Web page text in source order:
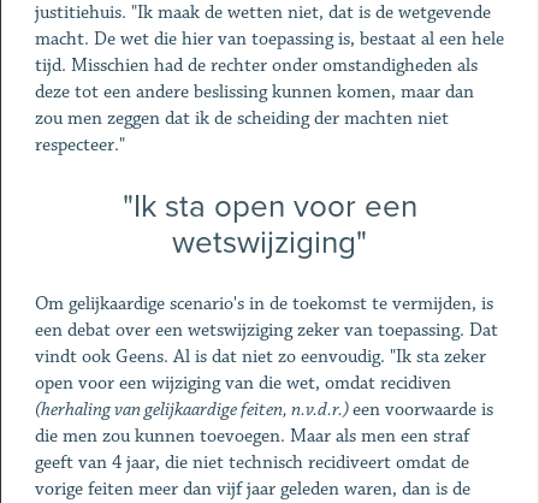
justitiehuis. "Ik maak de wetten niet, dat is de wetgevende
macht. De wet die hier van toepassing is, bestaat al een hele
tijd. Misschien had de rechter onder omstandigheden als
deze tot een andere beslissing kunnen komen, maar dan
zou men zeggen dat ik de scheiding der machten niet
respecteer."
"Ik sta open voor een
wetswijziging"
Om gelijkaardige scenario's in de toekomst te vermijden, is
een debat over een wetswijziging zeker van toepassing. Dat
vindt ook Geens. Al is dat niet zo eenvoudig. "Ik sta zeker
open voor een wijziging van die wet, omdat recidiven
(herhaling van gelijkaardige feiten, n.v.d.r.)een voorwaarde is
die men zou kunnen toevoegen. Maar als men een straf
geeft van 4 jaar, die niet technisch recidiveert omdat de
vorige feiten meer dan vijf jaar geleden waren, dan is de